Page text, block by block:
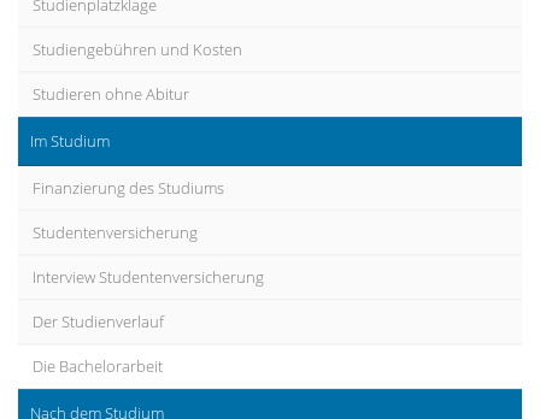
Studienplatzklage
Studiengebühren und Kosten
Studieren ohne Abitur
Im Studium
Finanzierung des Studiums
Studentenversicherung
Interview Studentenversicherung
Der Studienverlauf
Die Bachelorarbeit
Nach dem Studium